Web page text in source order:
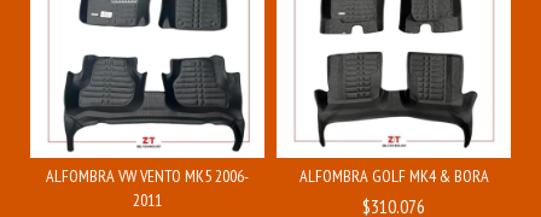
ALFOMBRA VW VENTO MK5 2006-
2011
ALFOMBRA GOLF MK4 & BORA
$310.076